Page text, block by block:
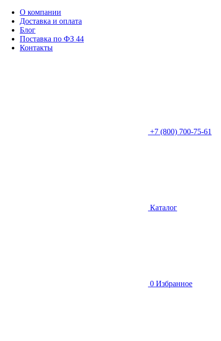
О компании
Доставка и оплата
Блог
Поставка по ФЗ 44
Контакты
+7 (800) 700-75-61
Каталог
0 Избранное